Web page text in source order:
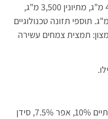
60 מ"ג, יודיד 2.4 מ"ג, ליזין 4,000 מ"ג, מתיונין 3,500 מ"ג,
טאורין 2,500 מ"ג, קארניטין 550 מ"ג. תוספי תזונה טכנולוגיים
תמצית צמחים עשירה
חלבון 43%, שומן 9%, סיבים תזונתיים 10%, אפר 7.5%, סידן